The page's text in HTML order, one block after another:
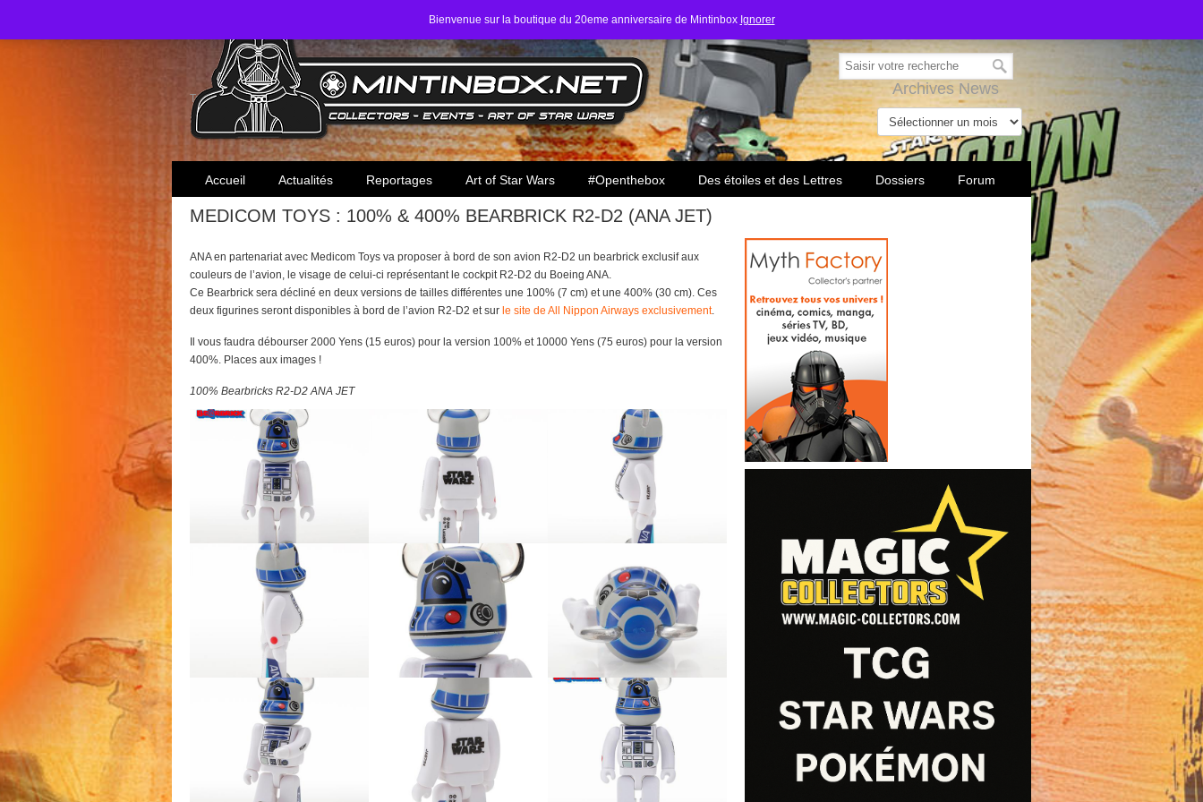
Bienvenue sur la boutique du 20eme anniversaire de Mintinbox Ignorer
Toute l'actualité des collectionneurs Star Wars
Archives News
Accueil Actualités Reportages Art of Star Wars #Openthebox Des étoiles et des Lettres Dossiers Forum
MEDICOM TOYS : 100% & 400% BEARBRICK R2-D2 (ANA JET)
ANA en partenariat avec Medicom Toys va proposer à bord de son avion R2-D2 un bearbrick exclusif aux
couleurs de l’avion, le visage de celui-ci représentant le cockpit R2-D2 du Boeing ANA.
Ce Bearbrick sera décliné en deux versions de tailles différentes une 100% (7 cm) et une 400% (30 cm). Ces
deux figurines seront disponibles à bord de l’avion R2-D2 et sur le site de All Nippon Airways exclusivement.
Il vous faudra débourser 2000 Yens (15 euros) pour la version 100% et 10000 Yens (75 euros) pour la version
400%. Places aux images !
100% Bearbricks R2-D2 ANA JET